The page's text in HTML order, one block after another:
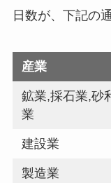
日数が、下記の
産業
鉱業,採石業,砂
業
建設業
製造業